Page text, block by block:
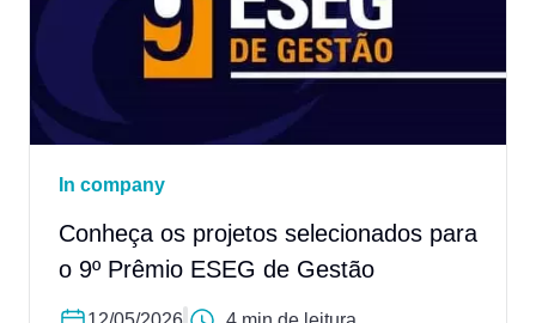
In company
Conheça os projetos selecionados para
o 9º Prêmio ESEG de Gestão